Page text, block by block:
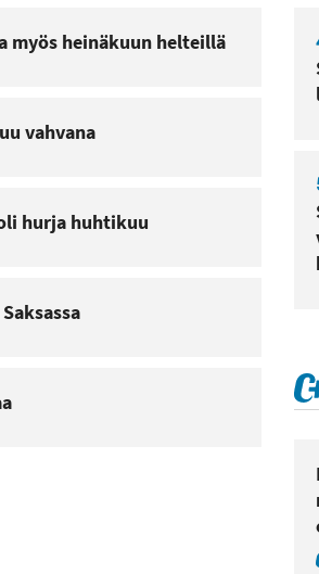
myös heinäkuun helteillä
vahvana
hurja huhtikuu